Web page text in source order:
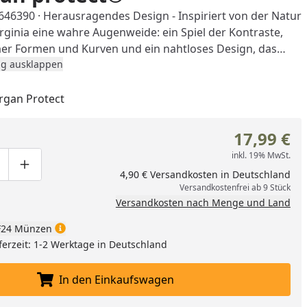
· Herausragendes Design - Inspiriert von der Natur
eine wahre Augenweide: ein Spiel der Kontraste,
Formen und Kurven und ein nahtloses Design, das
Oberflächen auf verblüffende Weise miteinander
angenehme Haptik - Ein Genuss im täglichen
verbindet einzigartiges Design mit höchster
protect® - Die mit dem patentierten Härteverfahren
behandelten WMF Bestecke sind extrem
gegen Kratzer und Gebrauchsspuren. Polierte
glänzend, während matte Oberflächen matt bleiben.
makellose Schönheit. · Spülmaschinenfest - WMF
viel Sorgfalt in höchster Qualität gefertigt und zur
spülmaschinenfest.
ausklappen
Protect
um eins verringern
manuell eingeben
Produktmenge um eins erhöhen
17,99 €
inkl. 19% MwSt.
4,90 € Versandkosten in Deutschland
Versandkostenfrei ab 9 Stück
Versandkosten nach Menge und Land
Münzen
1-2 Werktage in Deutschland
In den Einkaufswagen legen
In den Einkaufswagen